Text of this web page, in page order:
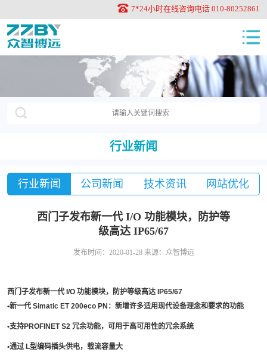
7*24小时在线咨询电话 010-80252861
行业新闻
行业新闻 公司新闻 技术资讯 网站优化
西门子发布新一代 I/O 功能模块，防护等
级高达 IP65/67
发布时间：2020-01-28 来源：众智博远
西门子发布新一代 I/O 功能模块，防护等级高达 IP65/67
•新一代 Simatic ET 200eco PN：新增许多适用现代设备理念和要求的功能
•支持PROFINET S2 冗余功能，可用于高可用性的冗余系统
•通过 L型编码插头供电，载流容量大